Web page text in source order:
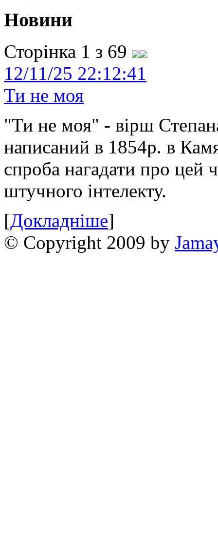
Новини
Сторінка 1 з 69
12/11/25 22:12:41
Ти не моя
"Ти не моя" - вірш
написаний в 1854р. в
спроба нагадати про цей
штучного інтелекту.
[Докладніше]
© Copyright 2009 by